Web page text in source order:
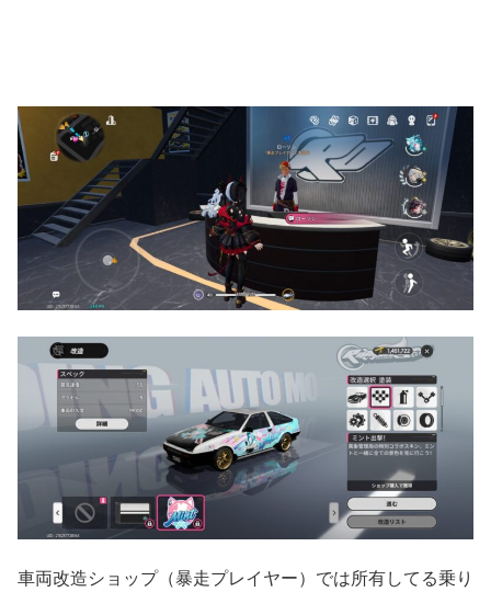
車両改造ショップ（暴走プレイヤー）では所有してる乗り